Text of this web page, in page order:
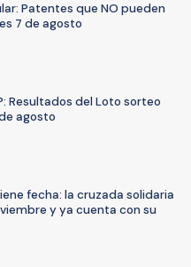
Patentes que NO pueden
7 de agosto
Resultados del Loto sorteo
agosto
fecha: la cruzada solidaria
y ya cuenta con su